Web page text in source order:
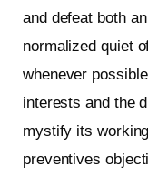
and defeat both
normalized quiet
whenever
interests and the
mystify its
preventives